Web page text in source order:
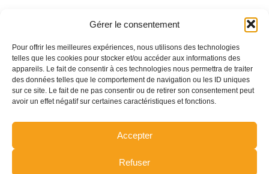
Gérer le consentement
Pour offrir les meilleures expériences, nous utilisons des technologies
telles que les cookies pour stocker et/ou accéder aux informations des
appareils. Le fait de consentir à ces technologies nous permettra de traiter
des données telles que le comportement de navigation ou les ID uniques
sur ce site. Le fait de ne pas consentir ou de retirer son consentement peut
avoir un effet négatif sur certaines caractéristiques et fonctions.
Accepter
Refuser